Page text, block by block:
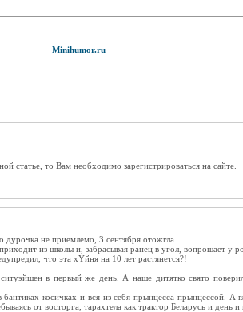
Minihumor.ru
статье, то Вам необходимо зарегистрироваться на сайте.
не приемлемо, 3 сентября отожгла.
из школы и, забрасывая ранец в угол, вопрошает у
что эта хYйня на 10 лет растянется?!
в первый же день. А наше дитятко свято
косичках и вся из себя прынцесса-прынцессой. А
от восторга, тарахтела как трактор Беларусь и